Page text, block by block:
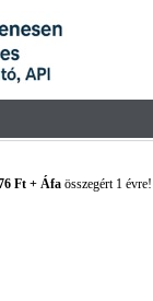
Ft + Áfaösszegért 1